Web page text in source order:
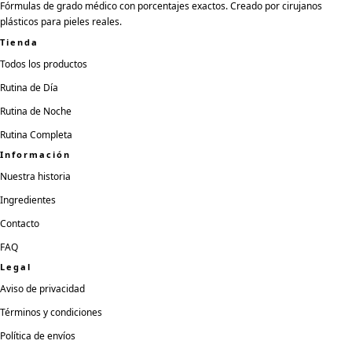
Fórmulas de grado médico con porcentajes exactos. Creado por cirujanos
plásticos para pieles reales.
Tienda
Todos los productos
Rutina de Día
Rutina de Noche
Rutina Completa
Información
Nuestra historia
Ingredientes
Contacto
FAQ
Legal
Aviso de privacidad
Términos y condiciones
Política de envíos